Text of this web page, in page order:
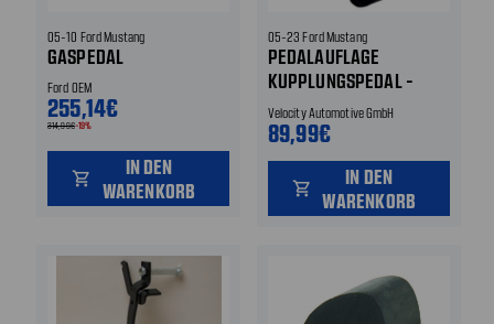
05-10 Ford Mustang
GASPEDAL
Ford OEM
255,14€
314,99€-19%
shopping_cart
IN DEN
WARENKORB
05-23 Ford Mustang
PEDALAUFLAGE
KUPPLUNGSPEDAL -
VERLÄNGERUNG
Velocity Automotive GmbH
89,99€
shopping_cart
IN DEN
WARENKORB